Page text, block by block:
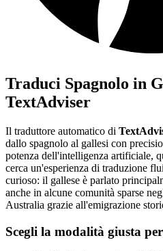
Traduci Spagnolo in
TextAdviser
Il traduttore automatico di
dallo spagnolo al gallesi con
potenza dell'intelligenza artificiale,
cerca un'esperienza di traduzione
curioso: il gallese è parlato
anche in alcune comunità sparse
Australia grazie all'emigrazione
Scegli la modalità giusta